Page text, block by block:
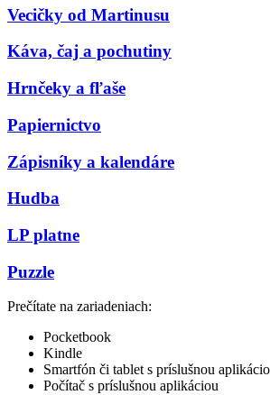
Vecičky od Martinusu
Káva, čaj a pochutiny
Hrnčeky a fľaše
Papiernictvo
Zápisníky a kalendáre
Hudba
LP platne
Puzzle
Prečítate na zariadeniach:
Pocketbook
Kindle
Smartfón či tablet s príslušnou
Počítač s príslušnou aplikáciou